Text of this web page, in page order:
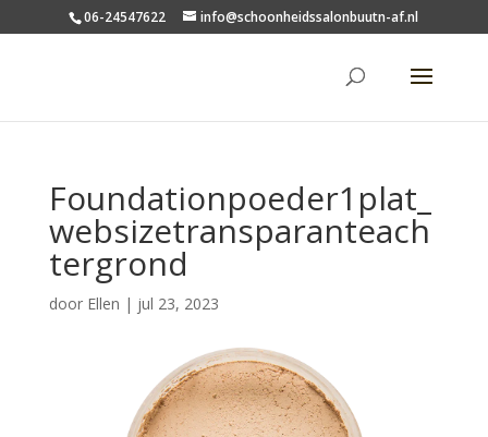
06-24547622 info@schoonheidssalonbuutn-af.nl
Foundationpoeder1plat_
websizetransparanteach
tergrond
door Ellen | jul 23, 2023